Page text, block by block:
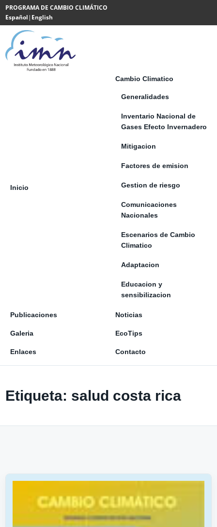
Saltar al contenido
PROGRAMA DE CAMBIO CLIMÁTICO
Español| English
Powered
by
Translate
Inicio
Cambio Climatico
Generalidades
Inventario Nacional de
Gases Efecto Invernadero
Mitigacion
Factores de emision
Gestion de riesgo
Comunicaciones
Nacionales
Escenarios de Cambio
Climatico
Adaptacion
Educacion y
sensibilizacion
Publicaciones Noticias
Galeria EcoTips
Enlaces Contacto
Etiqueta: salud costa rica